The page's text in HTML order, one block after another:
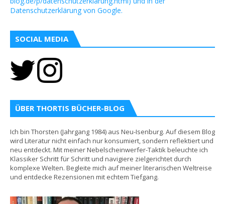
Datenschutzerklärung von Google.
SOCIAL MEDIA
ÜBER THORTIS BÜCHER-BLOG
Ich bin Thorsten (Jahrgang 1984) aus Neu-Isenburg. Auf diesem Blog
wird Literatur nicht einfach nur konsumiert, sondern reflektiert und
neu entdeckt. Mit meiner Nebelscheinwerfer-Taktik beleuchte ich
Klassiker Schritt für Schritt und navigiere zielgerichtet durch
komplexe Welten. Begleite mich auf meiner literarischen Weltreise
und entdecke Rezensionen mit echtem Tiefgang.